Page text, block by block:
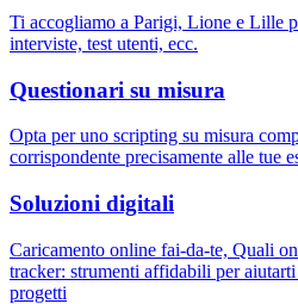
Ti accogliamo a Parigi, Lione e Lille
interviste, test utenti, ecc.
Questionari su misura
Opta per uno scripting su misura
corrispondente precisamente alle tue
Soluzioni digitali
Caricamento online fai-da-te, Quali
tracker: strumenti affidabili per
progetti